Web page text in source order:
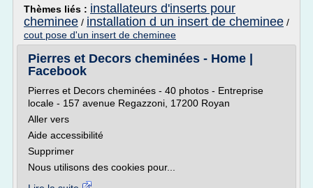
Thèmes liés : installateurs d'inserts pour
cheminee / installation d un insert de cheminee /
cout pose d'un insert de cheminee
Pierres et Decors cheminées - Home |
Facebook
Pierres et Decors cheminées - 40 photos - Entreprise
locale - 157 avenue Regazzoni, 17200 Royan
Aller vers
Aide accessibilité
Supprimer
Nous utilisons des cookies pour...